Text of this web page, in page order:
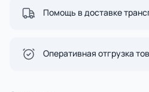
Помощь в доставке
Оперативная отгрузка